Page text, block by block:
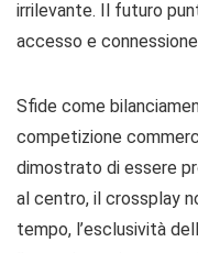
irrilevante. Il futuro
accesso e
Sfide come
competizione
dimostrato di essere
al centro, il crossplay
tempo, l’esclusività